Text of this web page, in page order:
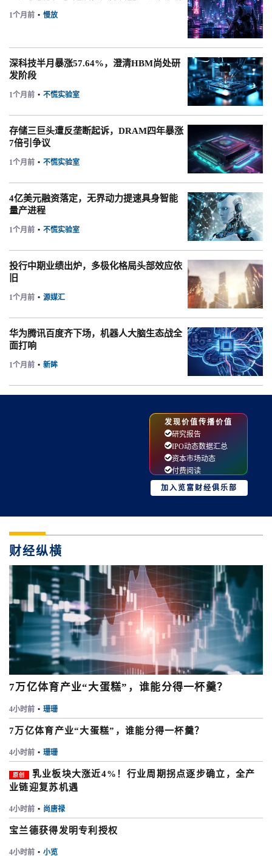
1个月前 • 慢放
深科技半月暴涨57.64%，澄清HBM尚处研
发阶段
1个月前 • 不慌实验室
存储三巨头遭反垄断起诉，DRAM四年暴涨
7倍引争议
1个月前 • 不慌实验室
4亿美元融资落定，无界动力提速具身智能
量产进程
1个月前 • 不慌实验室
投行中期业绩出炉，多极化格局头部效应依
旧
1个月前 • 源媒汇
华为腾讯百度齐下场，机器人大脑生态战全
面打响
1个月前 • 新眸
发现价值传播价值
研究报告
IPO动态数据汇总
资本市场动态
付费阅读
加入览富财经俱乐部
财经纵横
7万亿体育产业“大蛋糕”，谁能分得一杯羹？
4小时前 • 珊珊
7万亿体育产业“大蛋糕”，谁能分得一杯羹？
4小时前 • 珊珊
原创
乳业板块大涨近4%！行业周期拐点逐步确立，全产
业链迎复苏机遇
4小时前 • 尚唐禄
宝兰德获得发明专利授权
4小时前 • 小览